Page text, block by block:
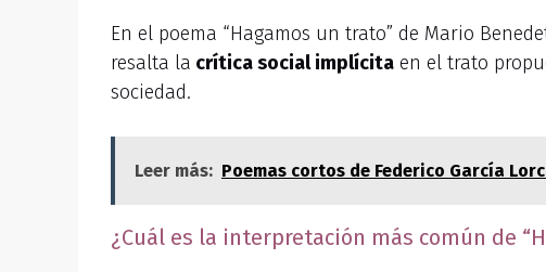
En el poema “Hagamos un trato” de Mario
resalta la crítica social implícita en el trato
sociedad.
Leer más: Poemas cortos de Federico García
¿Cuál es la interpretación más común de